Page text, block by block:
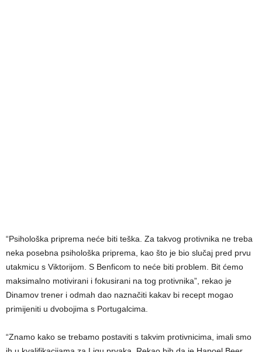
“Psihološka priprema neće biti teška. Za takvog protivnika ne treba
neka posebna psihološka priprema, kao što je bio slučaj pred prvu
utakmicu s Viktorijom. S Benficom to neće biti problem. Bit ćemo
maksimalno motivirani i fokusirani na tog protivnika”, rekao je
Dinamov trener i odmah dao naznačiti kakav bi recept mogao
primijeniti u dvobojima s Portugalcima.
“Znamo kako se trebamo postaviti s takvim protivnicima, imali smo